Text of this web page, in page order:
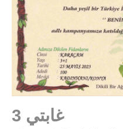
غابتي 3